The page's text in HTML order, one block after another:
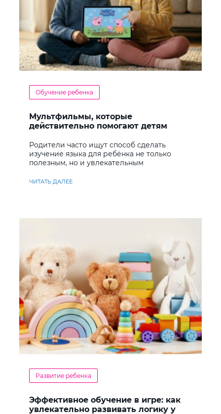
Обучение ребенка
Мультфильмы, которые
действительно помогают детям
Родители часто ищут способ сделать
изучение языка для ребёнка не только
полезным, но и увлекательным
ЧИТАТЬ ДАЛЕЕ
Развитие ребенка
Эффективное обучение в игре: как
увлекательно развивать логику у